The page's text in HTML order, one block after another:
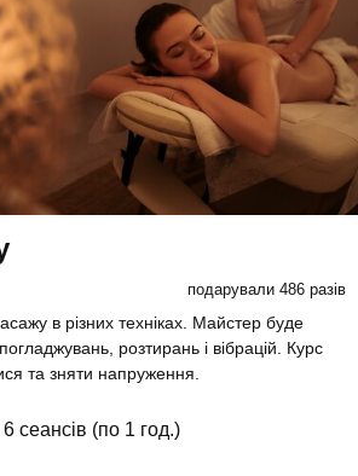
подарували 486 разів
в різних техніках. Майстер буде
розтирань і вібрацій. Курс
та зняти напруження.
6 сеансів (по 1 год.)